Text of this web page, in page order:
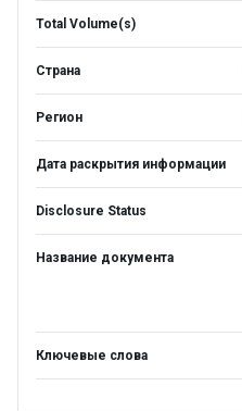
Total Volume(s)
Страна
Регион
Дата раскрытия информации
Disclosure Status
Название документа
Ключевые слова